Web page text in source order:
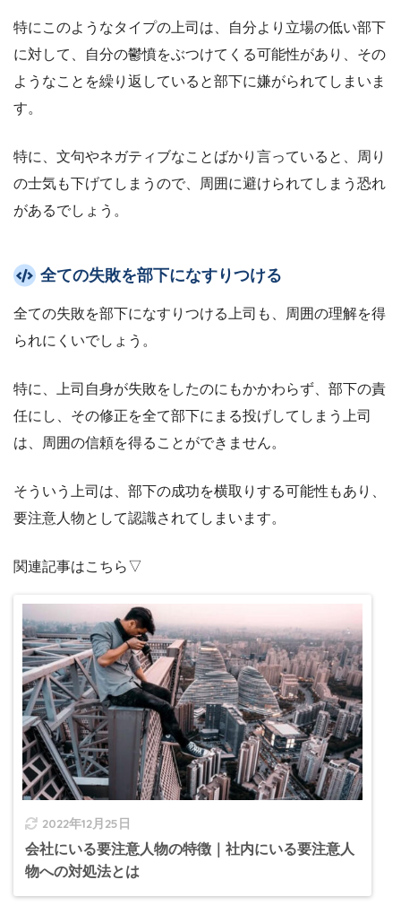
特にこのようなタイプの上司は、自分より立場の低い部下
に対して、自分の鬱憤をぶつけてくる可能性があり、その
ようなことを繰り返していると部下に嫌がられてしまいま
す。
特に、文句やネガティブなことばかり言っていると、周り
の士気も下げてしまうので、周囲に避けられてしまう恐れ
があるでしょう。
全ての失敗を部下になすりつける
全ての失敗を部下になすりつける上司も、周囲の理解を得
られにくいでしょう。
特に、上司自身が失敗をしたのにもかかわらず、部下の責
任にし、その修正を全て部下にまる投げしてしまう上司
は、周囲の信頼を得ることができません。
そういう上司は、部下の成功を横取りする可能性もあり、
要注意人物として認識されてしまいます。
関連記事はこちら▽
2022年12月25日
会社にいる要注意人物の特徴｜社内にいる要注意人
物への対処法とは